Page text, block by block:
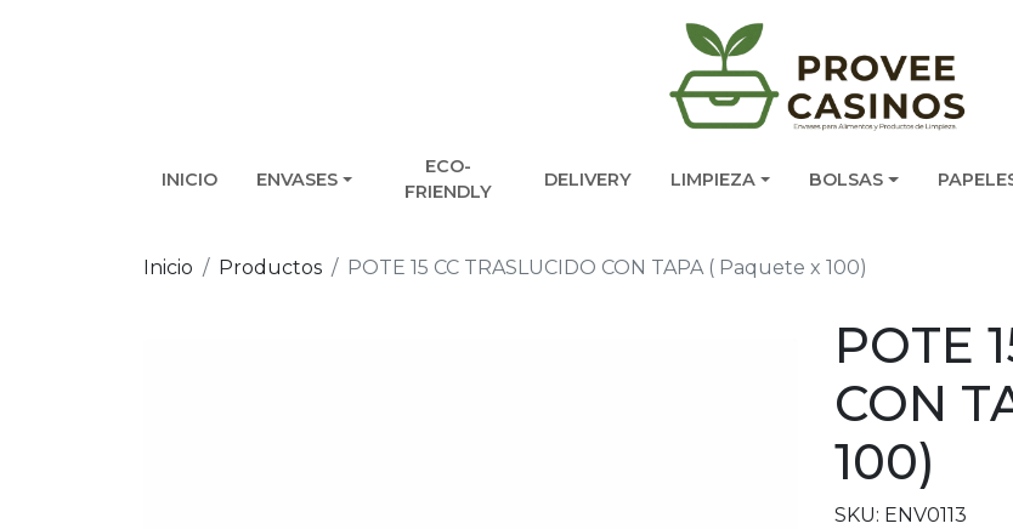
INICIO ENVASES
ECO-
FRIENDLY
DELIVERY LIMPIEZA BOLSAS
Inicio Productos POTE 15 CC TRASLUCIDO CON TAPA ( Paquete x 100)
POTE
CON
100)
SKU: ENV0113